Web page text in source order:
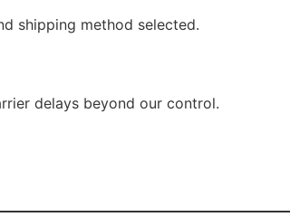
shipping method selected.
delays beyond our control.